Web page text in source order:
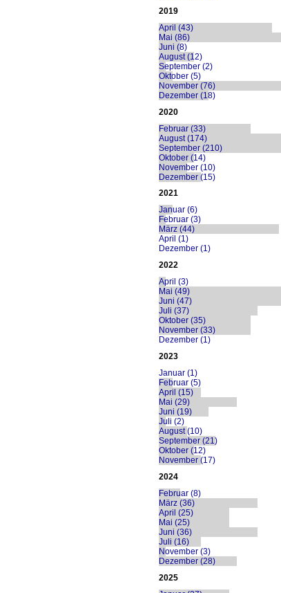
2019
April (43)
Mai (86)
Juni (8)
August (12)
September (2)
Oktober (5)
November (76)
Dezember (18)
2020
Februar (33)
August (174)
September (210)
Oktober (14)
November (10)
Dezember (15)
2021
Januar (6)
Februar (3)
März (44)
April (1)
Dezember (1)
2022
April (3)
Mai (49)
Juni (47)
Juli (37)
Oktober (35)
November (33)
Dezember (1)
2023
Januar (1)
Februar (5)
April (15)
Mai (29)
Juni (19)
Juli (2)
August (10)
September (21)
Oktober (12)
November (17)
2024
Februar (8)
März (36)
April (25)
Mai (25)
Juni (36)
Juli (16)
November (3)
Dezember (28)
2025